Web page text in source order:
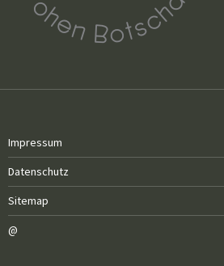
Impressum
Datenschutz
Sitemap
@